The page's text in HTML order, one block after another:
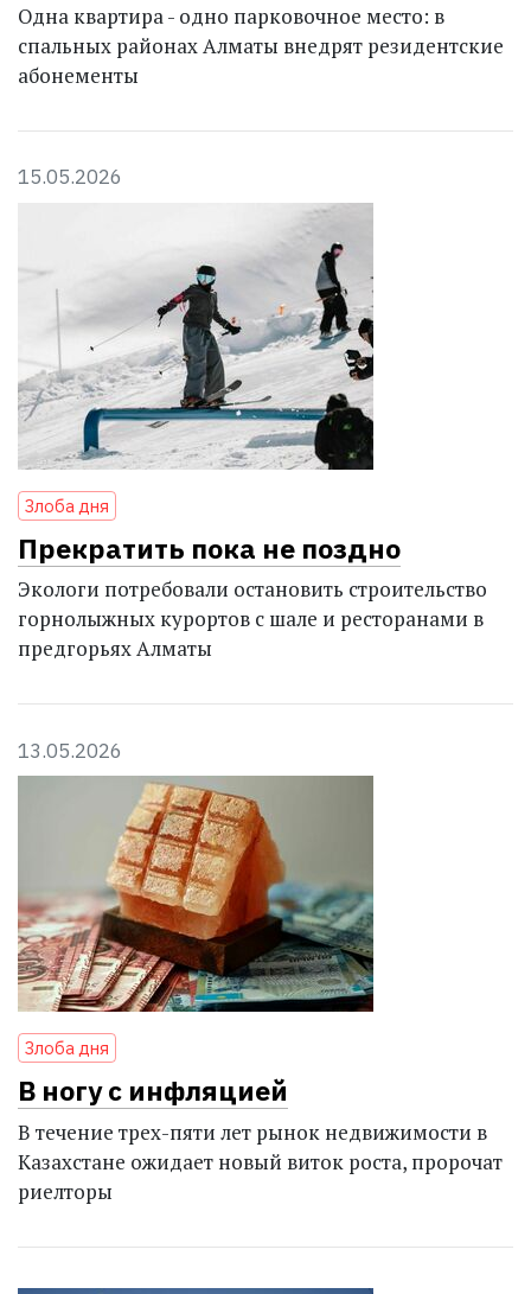
Одна квартира - одно парковочное место: в
спальных районах Алматы внедрят резидентские
абонементы
15.05.2026
Злоба дня
Прекратить пока не поздно
Экологи потребовали остановить строительство
горнолыжных курортов с шале и ресторанами в
предгорьях Алматы
13.05.2026
Злоба дня
В ногу с инфляцией
В течение трех-пяти лет рынок недвижимости в
Казахстане ожидает новый виток роста, пророчат
риелторы